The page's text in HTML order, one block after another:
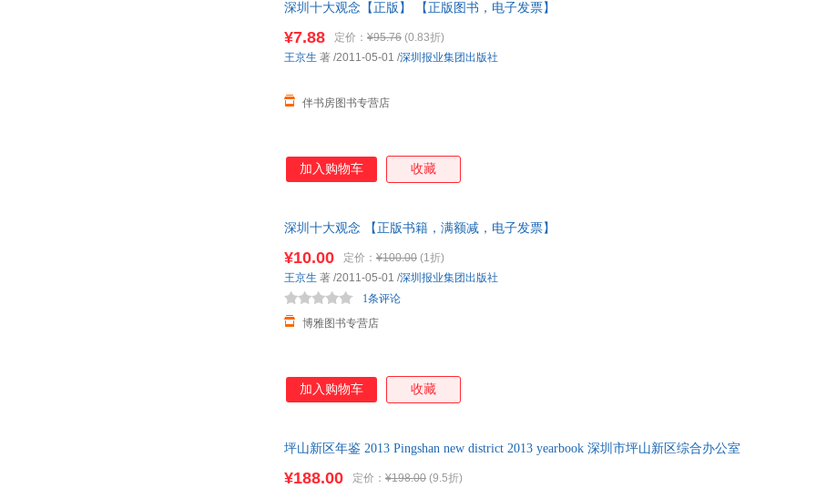
深圳十大观念【正版】 【正版图书，电子发票】
¥7.88 定价： ¥95.76 (0.83折)
伴书房图书专营店
王京生 著 /2011-05-01 /深圳报业集团出版社
加入购物车 收藏
深圳十大观念 【正版书籍，满额减，电子发票】
¥10.00 定价： ¥100.00 (1折)
博雅图书专营店
1条评论
王京生 著 /2011-05-01 /深圳报业集团出版社
加入购物车 收藏
坪山新区年鉴 2013 Pingshan new district 2013 yearbook 深圳市坪山新区综合办公室
¥188.00 定价： ¥198.00 (9.5折)